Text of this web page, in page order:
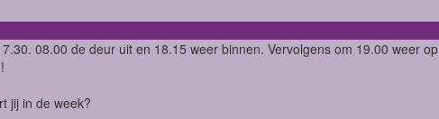
08.00 de deur uit en 18.15 weer binnen. Vervolgens om 19.00 weer
jij in de week?